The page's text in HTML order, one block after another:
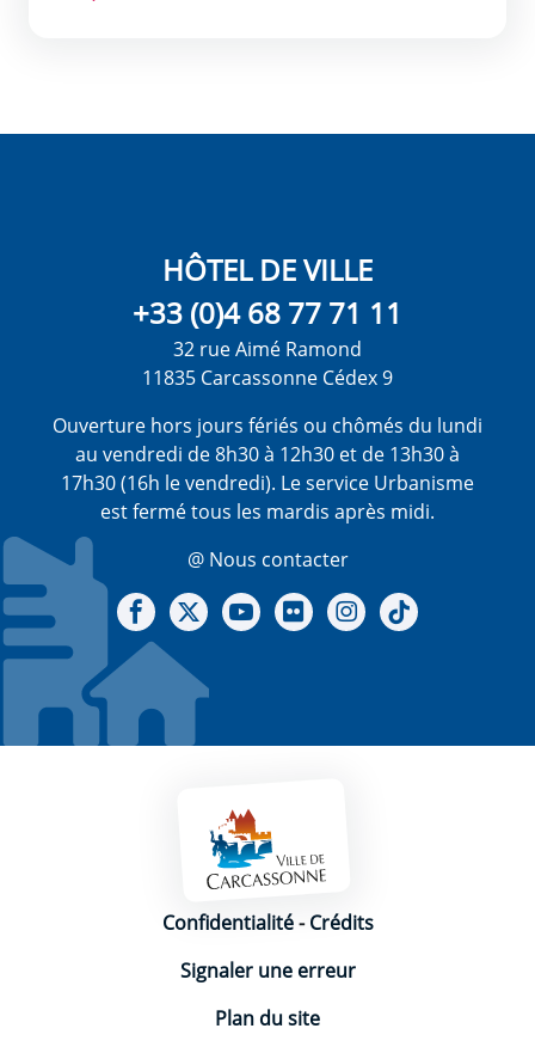
HÔTEL DE VILLE
+33 (0)4 68 77 71 11
32 rue Aimé Ramond
11835 Carcassonne Cédex 9
Ouverture hors jours fériés ou chômés du lundi
au vendredi de 8h30 à 12h30 et de 13h30 à
17h30 (16h le vendredi). Le service Urbanisme
est fermé tous les mardis après midi.
@ Nous contacter
Notre Facebook
Notre X - (twitter)
Notre chaine Youtube
Notre Gallerie sur Flickr
Notre Instagram
Mentions légales
Confidentialité-Crédits
Signaler une erreur
Plan du site